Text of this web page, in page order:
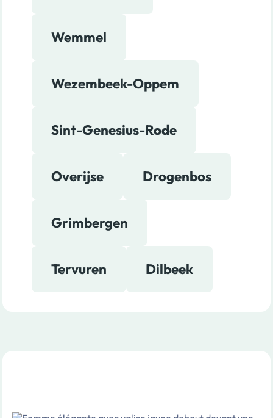
Wemmel
Wezembeek-Oppem
Sint-Genesius-Rode
Overijse Drogenbos
Grimbergen
Tervuren Dilbeek